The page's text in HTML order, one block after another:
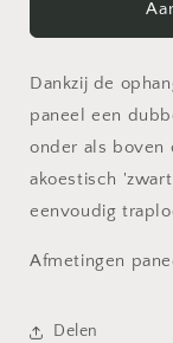
Red
Dankzij de
paneel een
onder als boven
akoestisch
eenvoudig
Afmetingen
Delen